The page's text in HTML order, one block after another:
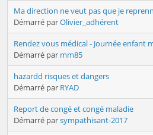
Ma direction ne veut pas que je
Démarré parOlivier_adhérent
Rendez vous médical - Journée enfant
Démarré par mm85
hazardd risques et dangers
Démarré par RYAD
Report de congé et congé maladie
Démarré parsympathisant-2017